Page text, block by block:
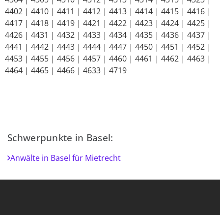
4402 | 4410 | 4411 | 4412 | 4413 | 4414 | 4415 | 4416 |
4417 | 4418 | 4419 | 4421 | 4422 | 4423 | 4424 | 4425 |
4426 | 4431 | 4432 | 4433 | 4434 | 4435 | 4436 | 4437 |
4441 | 4442 | 4443 | 4444 | 4447 | 4450 | 4451 | 4452 |
4453 | 4455 | 4456 | 4457 | 4460 | 4461 | 4462 | 4463 |
4464 | 4465 | 4466 | 4633 | 4719
Schwerpunkte in Basel:
Anwälte in Basel für Mietrecht